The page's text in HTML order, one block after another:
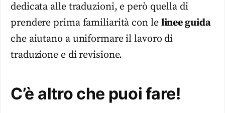
dedicata alle traduzioni, e però quella di
prendere prima familiarità con le linee guida
che aiutano a uniformare il lavoro di
traduzione e di revisione.
C’è altro che puoi fare!